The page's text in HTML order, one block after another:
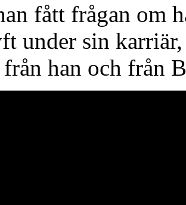
fått frågan om
under sin karriär,
från han och från